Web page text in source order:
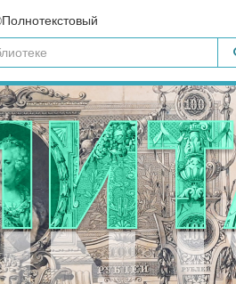
Полнотекстовый